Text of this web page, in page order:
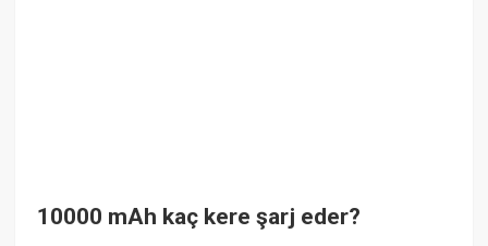
10000 mAh kaç kere şarj eder?